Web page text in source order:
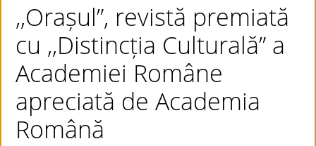
,,Orașul”, revistă premiată
cu ,,Distincția Culturală” a
Academiei Române
apreciată de Academia
Română